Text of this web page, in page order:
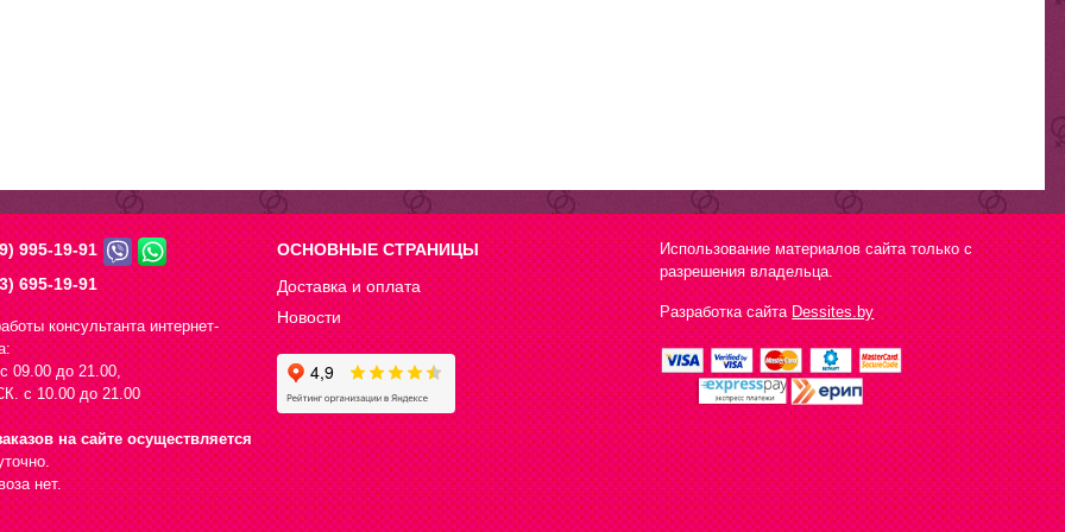
995-19-91
695-19-91
консультанта интернет-
09.00 до 21.00,
с 10.00 до 21.00
на сайте осуществляется
нет.
ОСНОВНЫЕ СТРАНИЦЫ
Доставка и оплата
Новости
Использование материалов сайта только с
разрешения владельца.
Разработка сайтаDessites.by